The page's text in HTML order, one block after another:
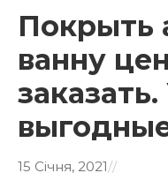
Покрыть
ванну
15 Січня, 2021//